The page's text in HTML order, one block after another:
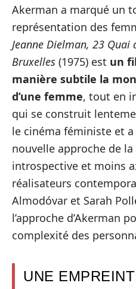
Akerman a marqué un
représentation des
Jeanne Dielman, 23 Quai
Bruxelles (1975) est un
manière subtile la
d’une femme, tout en
qui se construit
le cinéma féministe et
nouvelle approche de
introspective et moins
réalisateurs
Almodóvar et Sarah
l’approche d’Akerman
complexité des
UNE